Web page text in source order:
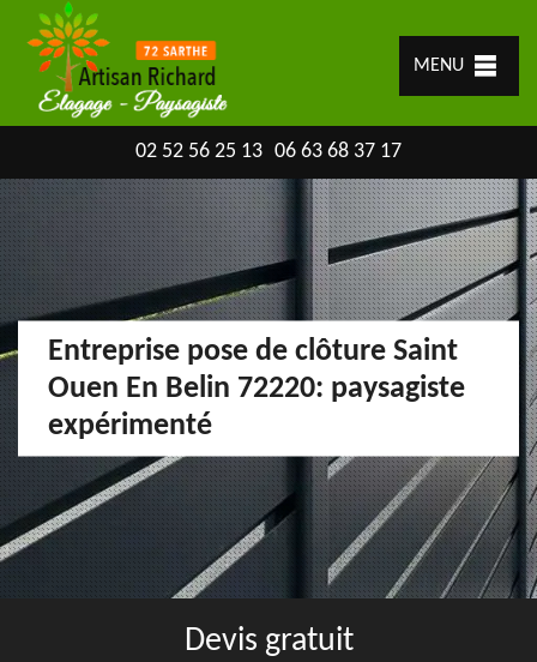
MENU
02 52 56 25 13 06 63 68 37 17
Entreprise pose de clôture Saint
Ouen En Belin 72220: paysagiste
expérimenté
Devis gratuit